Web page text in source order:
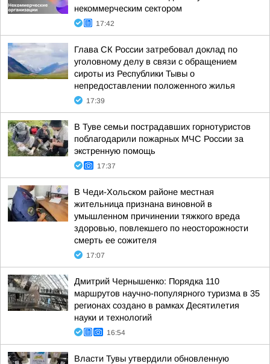
некоммерческим сектором
17:42
Глава СК России затребовал доклад по
уголовному делу в связи с обращением
сироты из Республики Тывы о
непредоставлении положенного жилья
17:39
В Туве семьи пострадавших горнотуристов
поблагодарили пожарных МЧС России за
экстренную помощь
17:37
В Чеди-Хольском районе местная
жительница признана виновной в
умышленном причинении тяжкого вреда
здоровью, повлекшего по неосторожности
смерть ее сожителя
17:07
Дмитрий Чернышенко: Порядка 110
маршрутов научно-популярного туризма в 35
регионах создано в рамках Десятилетия
науки и технологий
16:54
Власти Тувы утвердили обновленную